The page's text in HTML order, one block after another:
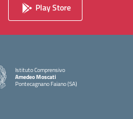
Play Store
Istituto Comprensivo
Amedeo Moscati
Pontecagnano Faiano (SA)
— Visita la pagina iniziale della scuola